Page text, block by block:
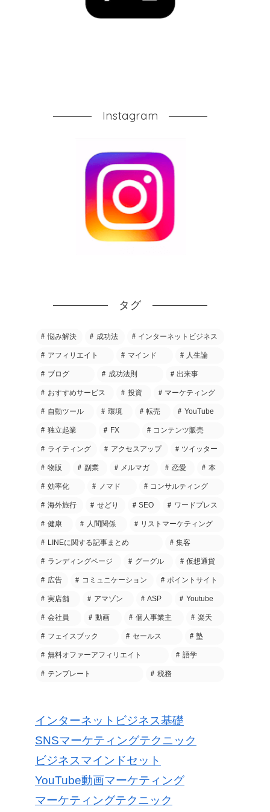
Instagram
タグ
悩み解決 成功法 インターネットビジネス
アフィリエイト マインド 人生論
ブログ 成功法則 出来事
おすすめサービス 投資 マーケティング
自動ツール 環境 転売 YouTube
独立起業 FX コンテンツ販売
ライティング アクセスアップ ツイッター
物販 副業 メルマガ 恋愛 本
効率化 ノマド コンサルティング
海外旅行 せどり SEO ワードプレス
健康 人間関係 リストマーケティング
LINEに関する記事まとめ 集客
ランディングページ グーグル 仮想通貨
広告 コミュニケーション ポイントサイト
実店舗 アマゾン ASP Youtube
会社員 動画 個人事業主 楽天
フェイスブック セールス 塾
無料オファーアフィリエイト 語学
テンプレート 税務
インターネットビジネス基礎
SNSマーケティングテクニック
ビジネスマインドセット
YouTube動画マーケティング
マーケティングテクニック